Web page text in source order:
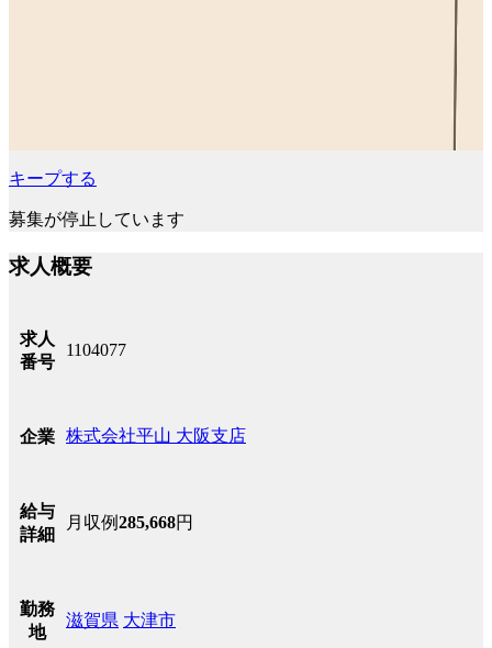
キープする
募集が停止しています
求人概要
求人
番号
1104077
企業 株式会社平山 大阪支店
給与
詳細
月収例285,668円
勤務
地
滋賀県 大津市